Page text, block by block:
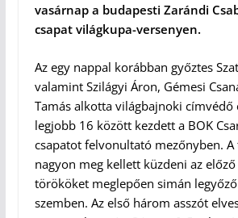
vasárnap a budapesti Zarándi
csapat világkupa-versenyen.
Az egy nappal korábban győztes
valamint Szilágyi Áron, Gémesi
Tamás alkotta világbajnoki címvédő
legjobb 16 között kezdett a BOK
csapatot felvonultató mezőnyben.
nagyon meg kellett küzdeni az
törököket meglepően simán
szemben. Az első három asszót